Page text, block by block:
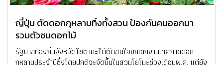
ญี่ปุ่น ตัดดอกกุหลาบทิ้งทั้งสวน ป้องกันคนออกมา
รวมตัวชมดอกไม้
รัฐบาลท้องถิ่นจังหวัดไซตามะได้ตัดสินใจยกเลิกงานเทศกาลดอก
กุหลาบประจำปีซึ่งโดยปกติจะจัดขึ้นในสวนโยโนะช่วงเดือนพ.ค. แต่ยัง